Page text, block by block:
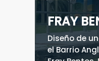
FRAY
Diseño de
el Barrio